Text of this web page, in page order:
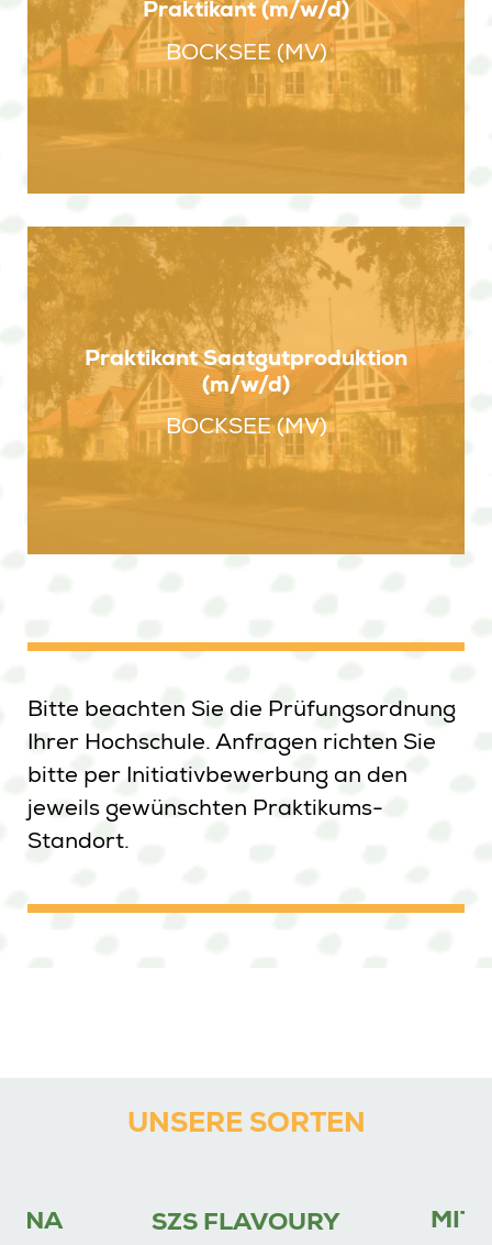
Praktikant (m/w/d)
BOCKSEE (MV)
Praktikant Saatgutproduktion
(m/w/d)
BOCKSEE (MV)
Bitte beachten Sie die Prüfungsordnung
Ihrer Hochschule. Anfragen richten Sie
bitte per Initiativbewerbung an den
jeweils gewünschten Praktikums-
Standort.
UNSERE SORTEN
SZS FLAVOURY